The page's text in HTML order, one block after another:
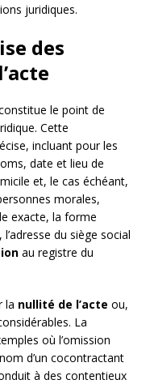
juridiques.
des
le point de
Cette
incluant pour les
date et lieu de
et, le cas échéant,
morales,
exacte, la forme
du siège social
au registre du
la nullité de l’acte ou,
La
où l’omission
d’un cocontractant
à des contentieux